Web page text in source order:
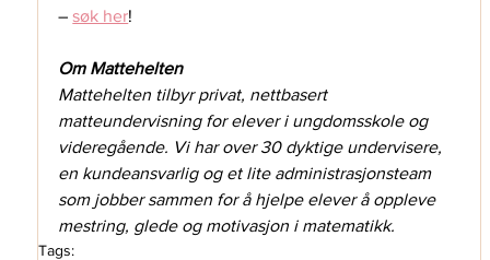
– søk her!
Om Mattehelten
Mattehelten tilbyr privat, nettbasert
matteundervisning for elever i ungdomsskole og
videregående. Vi har over 30 dyktige undervisere,
en kundeansvarlig og et lite administrasjonsteam
som jobber sammen for å hjelpe elever å oppleve
mestring, glede og motivasjon i matematikk.
Tags: